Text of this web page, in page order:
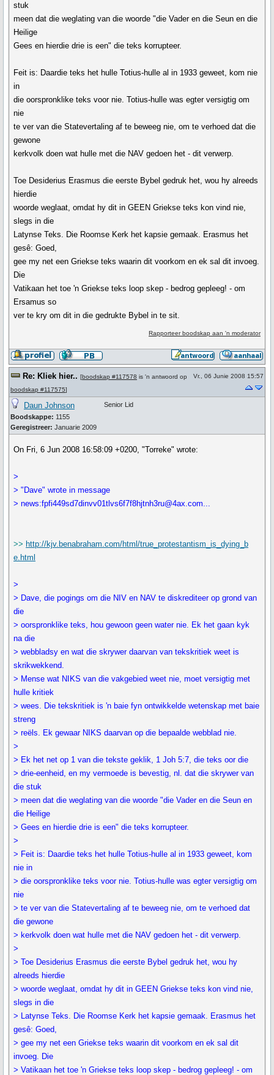
stuk
meen dat die weglating van die woorde "die Vader en die Seun en die
Heilige
Gees en hierdie drie is een" die teks korrupteer.
Feit is: Daardie teks het hulle Totius-hulle al in 1933 geweet, kom nie
in
die oorspronklike teks voor nie. Totius-hulle was egter versigtig om
nie
te ver van die Statevertaling af te beweeg nie, om te verhoed dat die
gewone
kerkvolk doen wat hulle met die NAV gedoen het - dit verwerp.
Toe Desiderius Erasmus die eerste Bybel gedruk het, wou hy alreeds
hierdie
woorde weglaat, omdat hy dit in GEEN Griekse teks kon vind nie,
slegs in die
Latynse Teks. Die Roomse Kerk het kapsie gemaak. Erasmus het
gesê: Goed,
gee my net een Griekse teks waarin dit voorkom en ek sal dit invoeg.
Die
Vatikaan het toe 'n Griekse teks loop skep - bedrog gepleeg! - om
Ersamus so
ver te kry om dit in die gedrukte Bybel in te sit.
Rapporteer boodskap aan 'n moderator
Re: Kliek hier.. [boodskap #117578 is 'n antwoord op
boodskap #117575]
Vr., 06 Junie 2008 15:57
Daun Johnson
Boodskappe: 1155
Geregistreer: Januarie 2009
Senior Lid
On Fri, 6 Jun 2008 16:58:09 +0200, "Torreke" wrote:
>
> "Dave" wrote in message
> news:fpfi449sd7dinvv01tlvs6f7f8hjtnh3ru@4ax.com...
>> http://kjv.benabraham.com/html/true_protestantism_is_dying_b
e.html
>
> Dave, die pogings om die NIV en NAV te diskrediteer op grond van
die
> oorspronklike teks, hou gewoon geen water nie. Ek het gaan kyk
na die
> webbladsy en wat die skrywer daarvan van tekskritiek weet is
skrikwekkend.
> Mense wat NIKS van die vakgebied weet nie, moet versigtig met
hulle kritiek
> wees. Die tekskritiek is 'n baie fyn ontwikkelde wetenskap met baie
streng
> reëls. Ek gewaar NIKS daarvan op die bepaalde webblad nie.
>
> Ek het net op 1 van die tekste geklik, 1 Joh 5:7, die teks oor die
> drie-eenheid, en my vermoede is bevestig, nl. dat die skrywer van
die stuk
> meen dat die weglating van die woorde "die Vader en die Seun en
die Heilige
> Gees en hierdie drie is een" die teks korrupteer.
>
> Feit is: Daardie teks het hulle Totius-hulle al in 1933 geweet, kom
nie in
> die oorspronklike teks voor nie. Totius-hulle was egter versigtig om
nie
> te ver van die Statevertaling af te beweeg nie, om te verhoed dat
die gewone
> kerkvolk doen wat hulle met die NAV gedoen het - dit verwerp.
>
> Toe Desiderius Erasmus die eerste Bybel gedruk het, wou hy
alreeds hierdie
> woorde weglaat, omdat hy dit in GEEN Griekse teks kon vind nie,
slegs in die
> Latynse Teks. Die Roomse Kerk het kapsie gemaak. Erasmus het
gesê: Goed,
> gee my net een Griekse teks waarin dit voorkom en ek sal dit
invoeg. Die
> Vatikaan het toe 'n Griekse teks loop skep - bedrog gepleeg! - om